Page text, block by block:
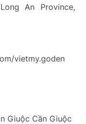
An Province,
vietmy.goden
Giuộc Cần Giuộc